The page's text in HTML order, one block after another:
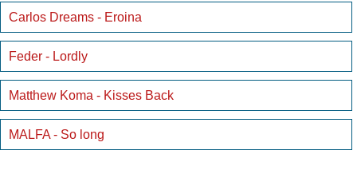
Carlos Dreams - Eroina
Feder - Lordly
Matthew Koma - Kisses Back
MALFA - So long